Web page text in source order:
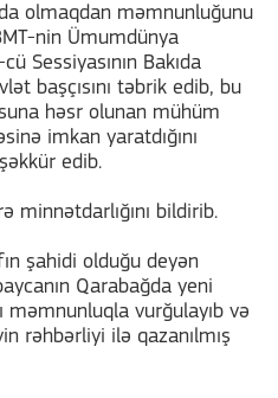
olmaqdan məmnunluğunu
nin Ümumdünya
Sessiyasının Bakıda
başçısını təbrik edib, bu
həsr olunan mühüm
imkan yaratdığını
edib.
minnətdarlığını bildirib.
şahidi olduğu deyən
Qarabağda yeni
məmnunluqla vurğulayıb və
rəhbərliyi ilə qazanılmış